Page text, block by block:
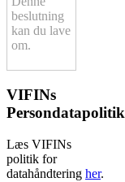
beslutning
kan du lave
om.
VIFINs
Persondatapolitik
Læs VIFINs
politik for
datahåndtering her.